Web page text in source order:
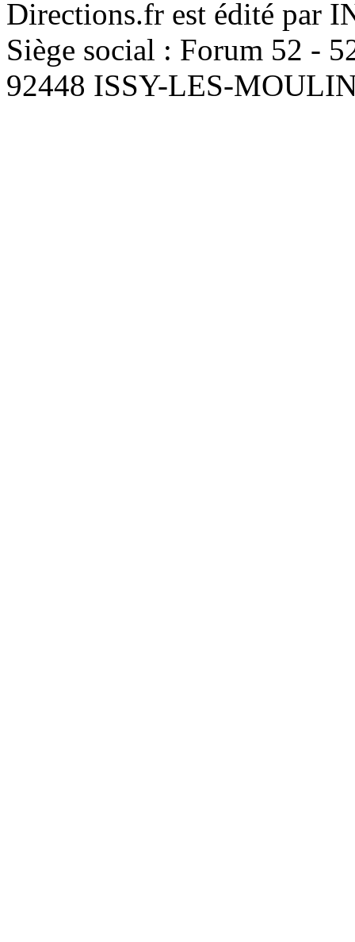
Directions.fr est édité par
Siège social : Forum 52 -
92448 ISSY-LES-